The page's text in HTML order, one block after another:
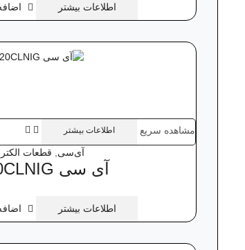
اطلاعات بیشتر
مشاهده سریع اطلاعات بیشتر
آی‌سی قطعات
آی‌ سی 25X20CLNIG
اطلاعات بیشتر